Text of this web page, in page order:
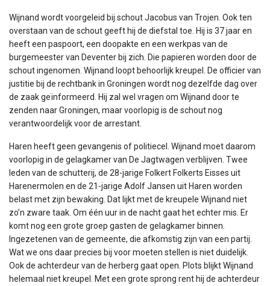
Wijnand wordt voorgeleid bij schout Jacobus van Trojen. Ook ten
overstaan van de schout geeft hij de diefstal toe. Hij is 37 jaar en
heeft een paspoort, een doopakte en een werkpas van de
burgemeester van Deventer bij zich. Die papieren worden door de
schout ingenomen. Wijnand loopt behoorlijk kreupel. De officier van
justitie bij de rechtbank in Groningen wordt nog dezelfde dag over
de zaak geïnformeerd. Hij zal wel vragen om Wijnand door te
zenden naar Groningen, maar voorlopig is de schout nog
verantwoordelijk voor de arrestant.
Haren heeft geen gevangenis of politiecel. Wijnand moet daarom
voorlopig in de gelagkamer van De Jagtwagen verblijven. Twee
leden van de schutterij, de 28-jarige Folkert Folkerts Eisses uit
Harenermolen en de 21-jarige Adolf Jansen uit Haren worden
belast met zijn bewaking. Dat lijkt met de kreupele Wijnand niet
zo’n zware taak. Om één uur in de nacht gaat het echter mis. Er
komt nog een grote groep gasten de gelagkamer binnen.
Ingezetenen van de gemeente, die afkomstig zijn van een partij.
Wat we ons daar precies bij voor moeten stellen is niet duidelijk.
Ook de achterdeur van de herberg gaat open. Plots blijkt Wijnand
helemaal niet kreupel. Met een grote sprong rent hij de achterdeur